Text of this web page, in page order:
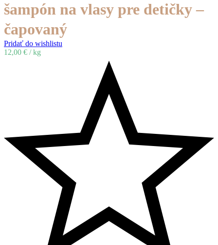
šampón na vlasy pre detičky –
čapovaný
Pridať do wishlistu
12,00 € / kg